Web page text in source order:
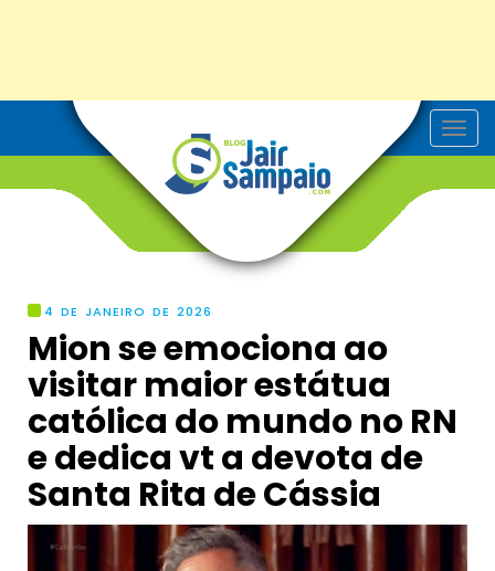
T
o
4 DE JANEIRO DE 2026
Mion se emociona ao
visitar maior estátua
católica do mundo no RN
e dedica vt a devota de
Santa Rita de Cássia